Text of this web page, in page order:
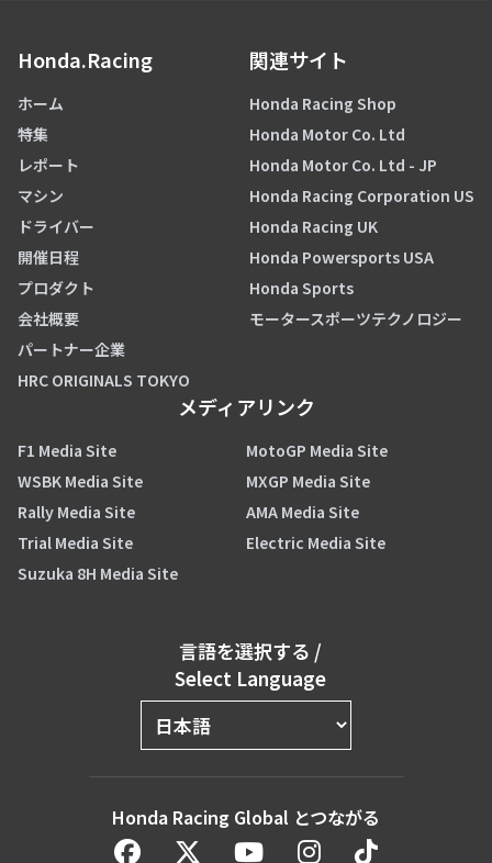
Honda.Racing
ホーム
特集
レポート
マシン
ドライバー
開催日程
プロダクト
会社概要
パートナー企業
HRC ORIGINALS TOKYO
関連サイト
Honda Racing Shop
Honda Motor Co. Ltd
Honda Motor Co. Ltd - JP
Honda Racing Corporation US
Honda Racing UK
Honda Powersports USA
Honda Sports
モータースポーツテクノロジー
メディアリンク
F1 Media Site
MotoGP Media Site
WSBK Media Site
MXGP Media Site
Rally Media Site
AMA Media Site
Trial Media Site
Electric Media Site
Suzuka 8H Media Site
言語を選択する /
Select Language
Honda Racing Global とつながる